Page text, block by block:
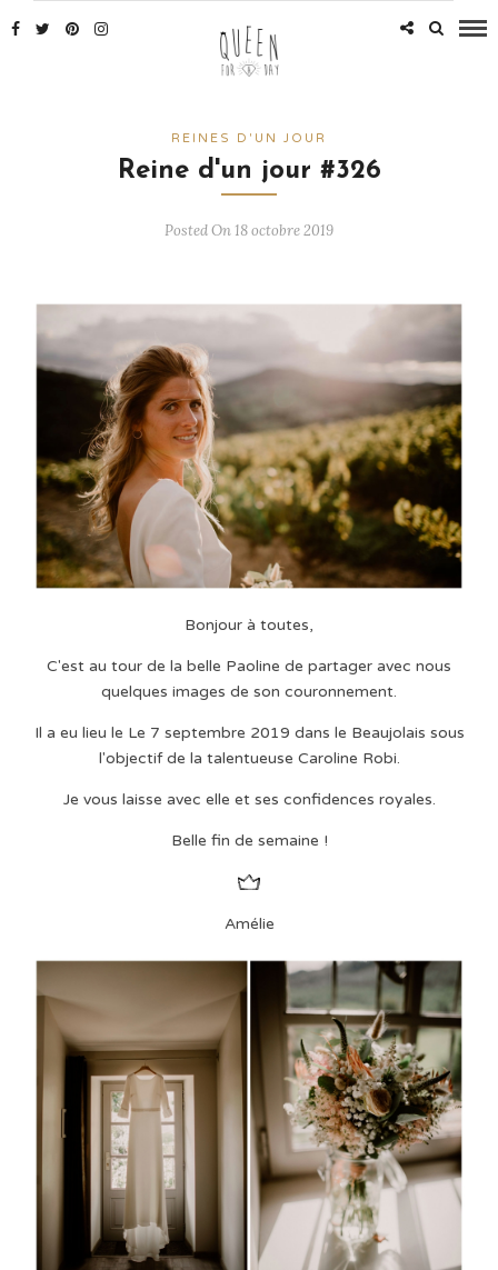
REINES D'UN JOUR
Reine d'un jour #326
Posted On 18 octobre 2019
Bonjour à toutes,
C'est au tour de la belle Paoline de partager avec nous
quelques images de son couronnement.
Il a eu lieu le Le 7 septembre 2019 dans le Beaujolais sous
l'objectif de la talentueuse Caroline Robi.
Je vous laisse avec elle et ses confidences royales.
Belle fin de semaine !
Amélie